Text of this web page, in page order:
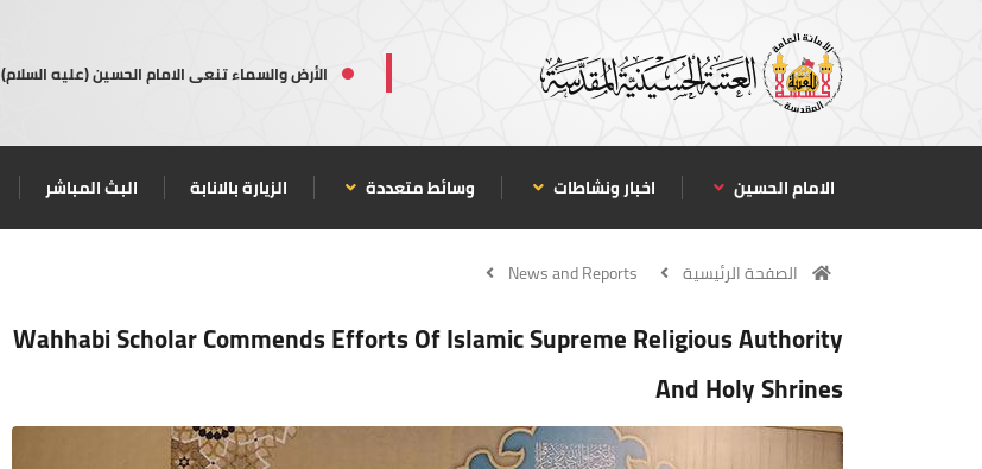
الأرض والسماء تنعى الامام الحسين (عليه
الامام الحسين اخبار ونشاطات وسائط متعددة الزيارة بالانابة البث المباشر
الصفحة الرئيسية News and Reports
Wahhabi Scholar Commends Efforts Of Islamic Supreme Religious Authority
And Holy Shrines